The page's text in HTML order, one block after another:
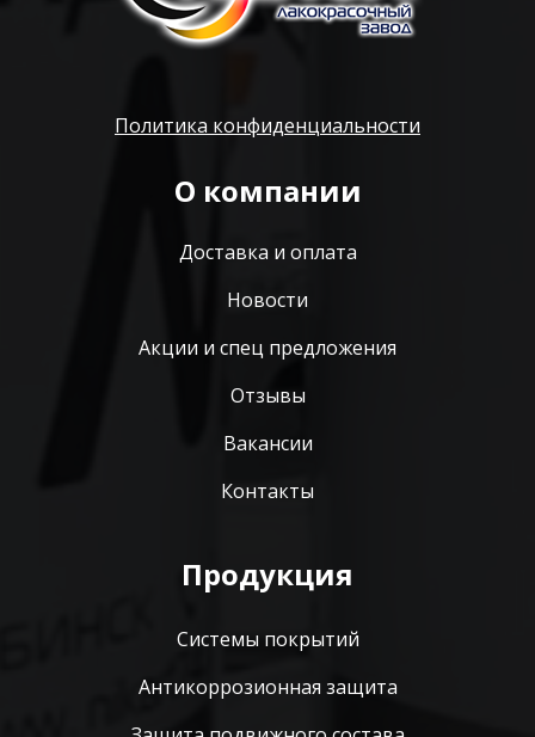
Политика конфиденциальности
О компании
Доставка и оплата
Новости
Акции и спец предложения
Отзывы
Вакансии
Контакты
Продукция
Системы покрытий
Антикоррозионная защита